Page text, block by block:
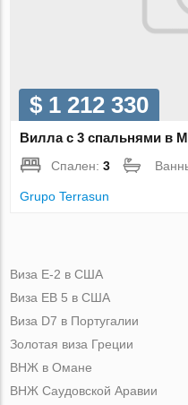
$ 1 212 330
Вилла с 3 спальнями в
Спален:3
Grupo Terrasun
Виза Е-2 в США
Виза ЕВ 5 в США
Виза D7 в Португалии
Золотая виза Греции
ВНЖ в Омане
ВНЖ Саудовской Аравии